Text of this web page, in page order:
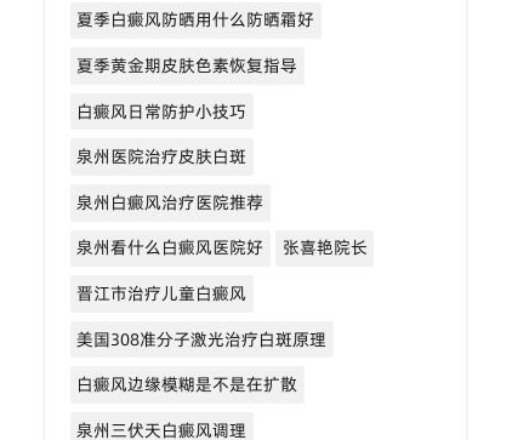
夏季白癜风防晒用什么防晒霜好
夏季黄金期皮肤色素恢复指导
白癜风日常防护小技巧
泉州医院治疗皮肤白斑
泉州白癜风治疗医院推荐
泉州看什么白癜风医院好
张喜艳院长
晋江市治疗儿童白癜风
美国308准分子激光治疗白斑原理
白癜风边缘模糊是不是在扩散
泉州三伏天白癜风调理